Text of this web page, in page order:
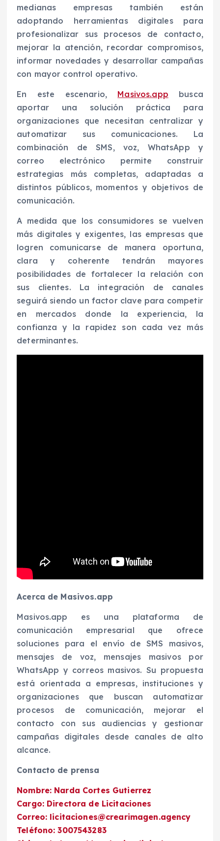
medianas empresas también están
adoptando herramientas digitales para
profesionalizar sus procesos de contacto,
mejorar la atención, recordar compromisos,
informar novedades y desarrollar campañas
con mayor control operativo.
En este escenario, Masivos.app busca
aportar una solución práctica para
organizaciones que necesitan centralizar y
automatizar sus comunicaciones. La
combinación de SMS, voz, WhatsApp y
correo electrónico permite construir
estrategias más completas, adaptadas a
distintos públicos, momentos y objetivos de
comunicación.
A medida que los consumidores se vuelven
más digitales y exigentes, las empresas que
logren comunicarse de manera oportuna,
clara y coherente tendrán mayores
posibilidades de fortalecer la relación con
sus clientes. La integración de canales
seguirá siendo un factor clave para competir
en mercados donde la experiencia, la
confianza y la rapidez son cada vez más
determinantes.
Acerca de Masivos.app
Masivos.app es una plataforma de
comunicación empresarial que ofrece
soluciones para el envío de SMS masivos,
mensajes de voz, mensajes masivos por
WhatsApp y correos masivos. Su propuesta
está orientada a empresas, instituciones y
organizaciones que buscan automatizar
procesos de comunicación, mejorar el
contacto con sus audiencias y gestionar
campañas digitales desde canales de alto
alcance.
Contacto de prensa
Nombre: Narda Cortes Gutierrez
Cargo: Directora de Licitaciones
Correo: licitaciones@crearimagen.agency
Teléfono: 3007543283